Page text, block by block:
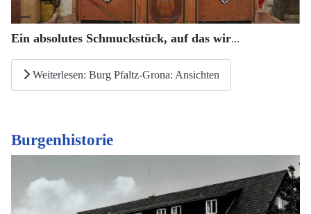
Ein absolutes Schmuckstück, auf das wir...
Weiterlesen: Burg Pfaltz-Grona: Ansichten
Burgenhistorie